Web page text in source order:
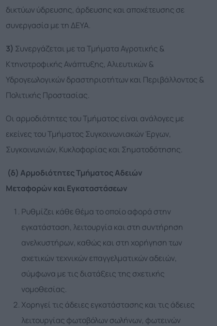
δικτύων ύδρευσης, άρδευσης και αποχέτευσης σε
συνεργασία με τη ΔΕΥΑ.
3) Συνεργάζεται με τα Τμήματα Αγροτικής &
Κτηνοτροφικής Ανάπτυξης, Αλιευτικών &
Υδρογεωλογικών δραστηριοτήτων και Περιβάλλοντος &
Πολιτικής Προστασίας.
Οι αρμοδιότητες του Τμήματος είναι ανάλογες με
εκείνες του Τμήματος Συγκοινωνιακών Έργων,
Συγκοινωνιών, Κυκλοφορίας και Σηματοδότησης.
(δ) Αρμοδιότητες Τμήματος Αδειών
Μεταφορών καιΕγκαταστάσεων
Ρυθμίζει κάθε θέμα το οποίο αφορά στην
εγκατάσταση, λειτουργία και στη συντήρηση
ανελκυστήρων, καθώς και στη χορήγηση των
σχετικών τεχνικών επαγγελματικών αδειών,
σύμφωνα με τις διατάξεις της σχετικής
νομοθεσίας.
Χορηγεί τις άδειες εγκατάστασης και τις άδειες
λειτουργίας φωτοβόλων σωλήνων, φωτεινών